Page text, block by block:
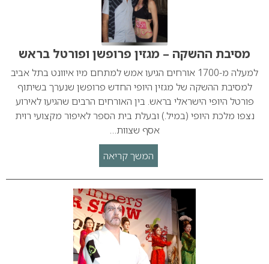
מסיבת ההשקה – מגזין פרופשן ופורטל בראש
למעלה מ-1700 אורחים הגיעו אמש למתחם מיו איוונט בתל אביב
למסיבת ההשקה של מגזין היופי החדש פרופשן שנערך בשיתוף
פורטל היופי הישראלי בראש. בין האורחים הרבים שהגיעו לאירוע
נצפו מלכת היופי (במיל.) ובעלת בית הספר לאיפור מקצועי רוית
אסף שצוות…
המשך קריאה